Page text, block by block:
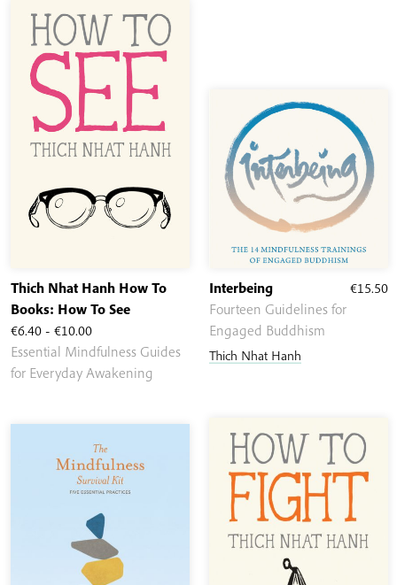
€6.40 - €10.00Rango
de
precios:
€10.00
Thich Nhat Hanh How To
Books: How To See
Essential Mindfulness Guides
for Everyday Awakening
€15.50
Interbeing
Fourteen Guidelines for
Engaged Buddhism
Thich Nhat Hanh